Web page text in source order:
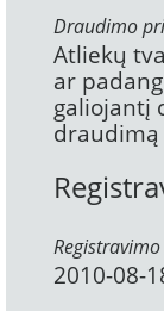
Draudimo
Atliekų
ar
galiojantį
draudimą
2010-08-